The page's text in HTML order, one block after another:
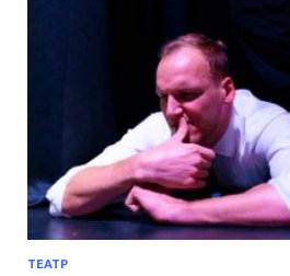
ТЕАТР